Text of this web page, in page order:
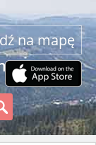
na mapę